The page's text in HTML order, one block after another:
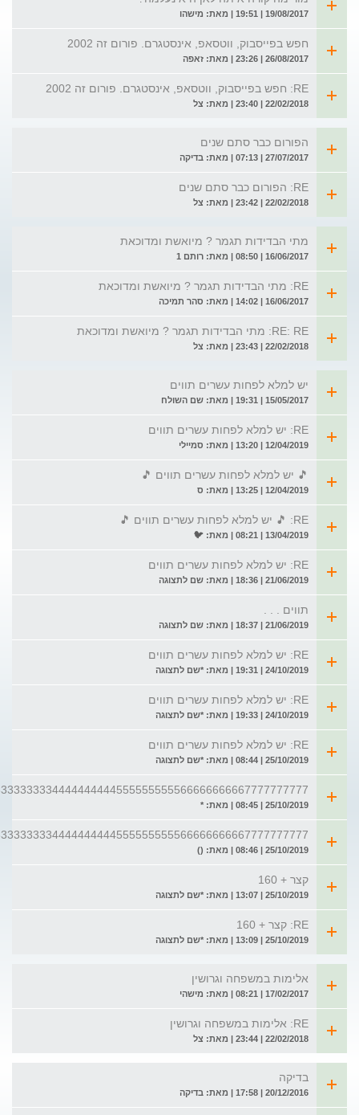
19/08/2017 | 19:51 | מאת: מישהו
חפש בפייסבוק, ווטסאפ, אינסטגרם. פורום זה 2002
26/08/2017 | 23:26 | מאת: זאפה
RE: חפש בפייסבוק, ווטסאפ, אינסטגרם. פורום זה 2002
22/02/2018 | 23:40 | מאת: צל
הפורום כבר סתם שנים
27/07/2017 | 07:13 | מאת: בדיקה
RE: הפורום כבר סתם שנים
22/02/2018 | 23:42 | מאת: צל
מתי הבדידות תגמר ? מיואשת ומדוכאת
16/06/2017 | 08:50 | מאת: רותם 1
RE: מתי הבדידות תגמר ? מיואשת ומדוכאת
16/06/2017 | 14:02 | מאת: סהר תמיכה
RE: RE: מתי הבדידות תגמר ? מיואשת ומדוכאת
22/02/2018 | 23:43 | מאת: צל
יש למלא לפחות עשרים תווים
15/05/2017 | 19:31 | מאת: שם השולח
RE: יש למלא לפחות עשרים תווים
12/04/2019 | 13:20 | מאת: סמיילי
🎵 יש למלא לפחות עשרים תווים 🎵
12/04/2019 | 13:25 | מאת: ס
RE: 🎵 יש למלא לפחות עשרים תווים 🎵
13/04/2019 | 08:21 | מאת: 🐦
RE: יש למלא לפחות עשרים תווים
21/06/2019 | 18:36 | מאת: שם לתצוגה
תווים . . .
21/06/2019 | 18:37 | מאת: שם לתצוגה
RE: יש למלא לפחות עשרים תווים
24/10/2019 | 19:31 | מאת: *שם לתצוגה
RE: יש למלא לפחות עשרים תווים
24/10/2019 | 19:33 | מאת: *שם לתצוגה
RE: יש למלא לפחות עשרים תווים
25/10/2019 | 08:44 | מאת: *שם לתצוגה
25/10/2019 | 08:45 | מאת: *
25/10/2019 | 08:46 | מאת: ()
קצר + 160
25/10/2019 | 13:07 | מאת: *שם לתצוגה
RE: קצר + 160
25/10/2019 | 13:09 | מאת: *שם לתצוגה
אלימות במשפחה וגרושין
17/02/2017 | 08:21 | מאת: מישהי
RE: אלימות במשפחה וגרושין
22/02/2018 | 23:44 | מאת: צל
בדיקה
20/12/2016 | 17:58 | מאת: בדיקה